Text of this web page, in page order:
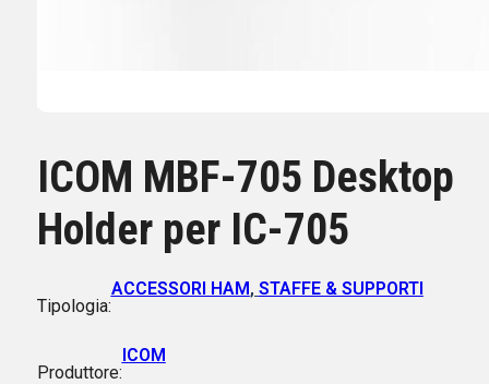
ICOM MBF-705 Desktop
Holder per IC-705
Tipologia:
ACCESSORI HAM, STAFFE & SUPPORTI
Produttore:
ICOM